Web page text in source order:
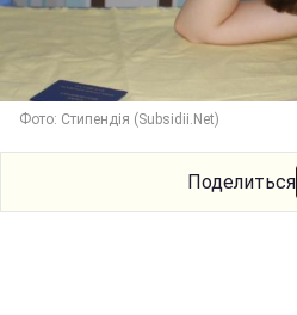
Фото: Стипендія (Subsidii.Net)
Поделиться